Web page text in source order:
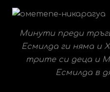
Минути преди
Есмилда ги няма и
трите си деца и
Есмилда в